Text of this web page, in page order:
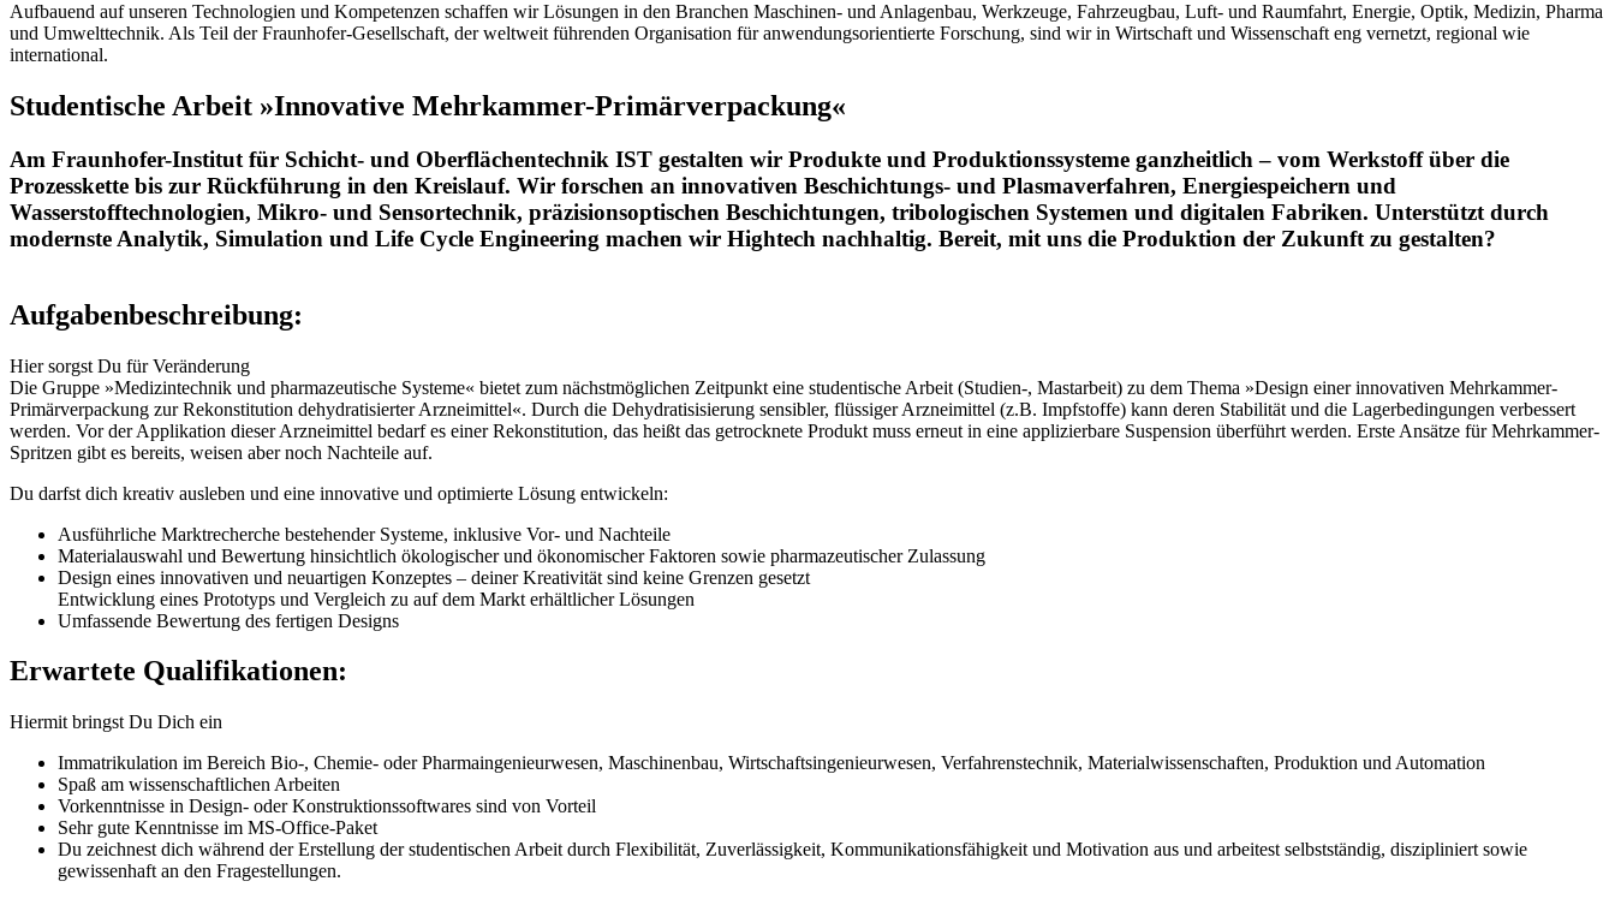
Aufbauend auf unseren Technologien und Kompetenzen schaffen wir Lösungen in den Branchen Maschinen- und Anlagenbau, Werkzeuge, Fahrzeugbau, Luft- und Raumfahrt, Energie, Optik, Medizin, Pharma
und Umwelttechnik. Als Teil der Fraunhofer-Gesellschaft, der weltweit führenden Organisation für anwendungsorientierte Forschung, sind wir in Wirtschaft und Wissenschaft eng vernetzt, regional wie
international.
Studentische Arbeit »Innovative Mehrkammer-Primärverpackung«
Am Fraunhofer-Institut für Schicht- und Oberflächentechnik IST gestalten wir Produkte und Produktionssysteme ganzheitlich – vom Werkstoff über die
Prozesskette bis zur Rückführung in den Kreislauf. Wir forschen an innovativen Beschichtungs- und Plasmaverfahren, Energiespeichern und
Wasserstofftechnologien, Mikro- und Sensortechnik, präzisionsoptischen Beschichtungen, tribologischen Systemen und digitalen Fabriken. Unterstützt durch
modernste Analytik, Simulation und Life Cycle Engineering machen wir Hightech nachhaltig. Bereit, mit uns die Produktion der Zukunft zu gestalten?
Aufgabenbeschreibung:
Hier sorgst Du für Veränderung
Die Gruppe »Medizintechnik und pharmazeutische Systeme« bietet zum nächstmöglichen Zeitpunkt eine studentische Arbeit (Studien-, Mastarbeit) zu dem Thema »Design einer innovativen Mehrkammer-
Primärverpackung zur Rekonstitution dehydratisierter Arzneimittel«. Durch die Dehydratisisierung sensibler, flüssiger Arzneimittel (z.B. Impfstoffe) kann deren Stabilität und die Lagerbedingungen verbessert
werden. Vor der Applikation dieser Arzneimittel bedarf es einer Rekonstitution, das heißt das getrocknete Produkt muss erneut in eine applizierbare Suspension überführt werden. Erste Ansätze für Mehrkammer-
Spritzen gibt es bereits, weisen aber noch Nachteile auf.
Du darfst dich kreativ ausleben und eine innovative und optimierte Lösung entwickeln:
Ausführliche Marktrecherche bestehender Systeme, inklusive Vor- und Nachteile
Materialauswahl und Bewertung hinsichtlich ökologischer und ökonomischer Faktoren sowie pharmazeutischer Zulassung
Design eines innovativen und neuartigen Konzeptes – deiner Kreativität sind keine Grenzen gesetzt
Entwicklung eines Prototyps und Vergleich zu auf dem Markt erhältlicher Lösungen
Umfassende Bewertung des fertigen Designs
Erwartete Qualifikationen:
Hiermit bringst Du Dich ein
Immatrikulation im Bereich Bio-, Chemie- oder Pharmaingenieurwesen, Maschinenbau, Wirtschaftsingenieurwesen, Verfahrenstechnik, Materialwissenschaften, Produktion und Automation
Spaß am wissenschaftlichen Arbeiten
Vorkenntnisse in Design- oder Konstruktionssoftwares sind von Vorteil
Sehr gute Kenntnisse im MS-Office-Paket
Du zeichnest dich während der Erstellung der studentischen Arbeit durch Flexibilität, Zuverlässigkeit, Kommunikationsfähigkeit und Motivation aus und arbeitest selbstständig, diszipliniert sowie
gewissenhaft an den Fragestellungen.